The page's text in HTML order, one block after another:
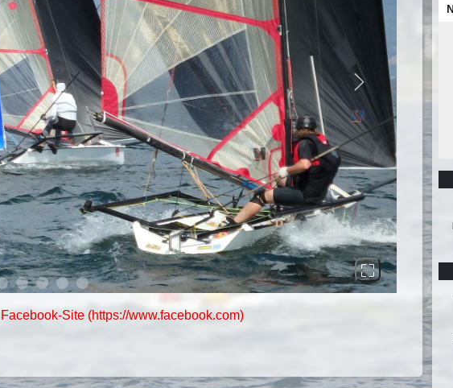
Next
Facebook-Site (https://www.facebook.com)